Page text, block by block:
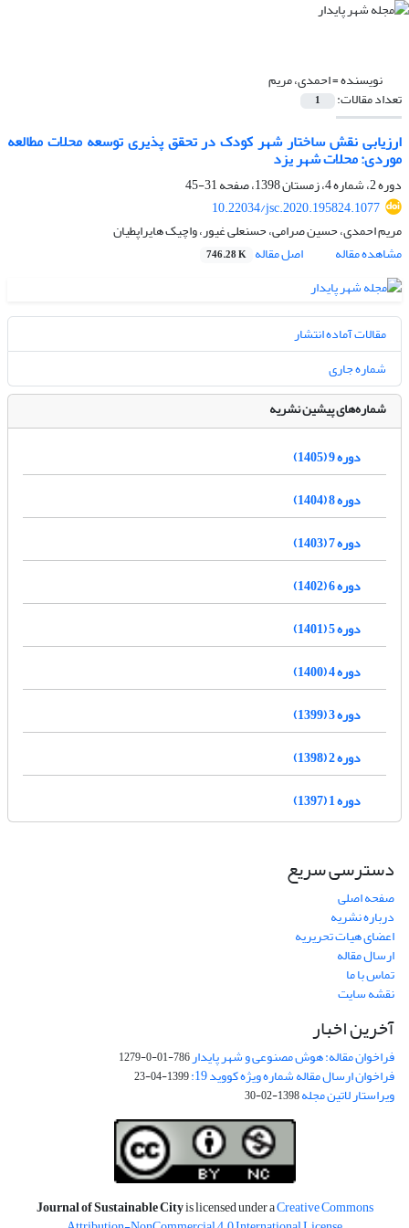
نویسنده =احمدی، مریم
تعداد مقالات: 1
ارزیابی نقش ساختار شهر کودک در تحقق‌ پذیری توسعه محلات مطالعه
موردی: محلات شهر یزد
دوره 2، شماره 4، زمستان 1398، صفحه
31-45
10.22034/jsc.2020.195824.1077
مریم احمدی، حسین صرامی، حسنعلی غیور، واچیک هایراپطیان
مشاهده مقاله
اصل مقاله 746.28 K
مقالات آماده انتشار
شماره جاری
شماره‌های پیشین نشریه
دوره 9 (1405)
دوره 8 (1404)
دوره 7 (1403)
دوره 6 (1402)
دوره 5 (1401)
دوره 4 (1400)
دوره 3 (1399)
دوره 2 (1398)
دوره 1 (1397)
دسترسی سریع
صفحه اصلی
درباره نشریه
اعضای هیات تحریریه
ارسال مقاله
تماس با ما
نقشه سایت
آخرین اخبار
فراخوان مقاله: هوش مصنوعی و شهر پایدار786-01-0-1279
فراخوان ارسال مقاله شماره ویژه کووید 19: 1399-04-23
ویراستار لاتین مجله1398-02-30
Journal of Sustainable Cityis licensed under aCreative Commons